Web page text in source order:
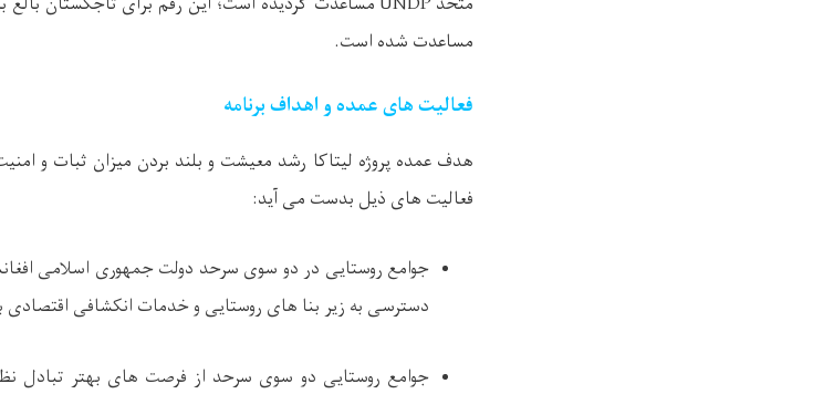
مساعدت شده است.
فعالیت های عمده و اهداف برنامه
هدف عمده پروژه لیتاکا رشد معیشت و بلند بردن میزان ثبات و
فعالیت های ذیل بدست می آید:
جوامع روستایی در دو سوی سرحد دولت جمهوری اسلامی
دسترسی به زیر بنا های روستایی و خدمات انکشافی اقتصادی
جوامع روستایی دو سوی سرحد از فرصت های بهتر تبادل